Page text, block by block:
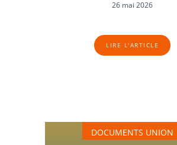
26 mai 2026
LIRE L'ARTICLE
DOCUMENTS UNION